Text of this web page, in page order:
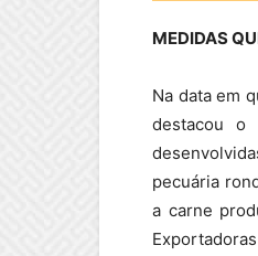
MEDIDAS
Na data em
destacou o
pecuária
a carne